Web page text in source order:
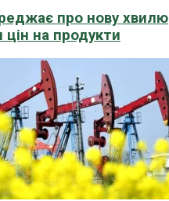
про нову хвилю
цін на продукти